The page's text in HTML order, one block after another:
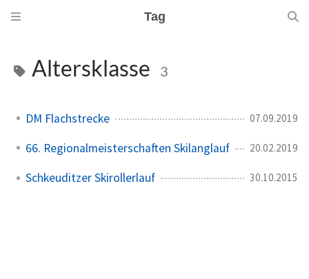
Tag
Altersklasse 3
DM Flachstrecke 07.09.2019
66. Regionalmeisterschaften Skilanglauf 20.02.2019
Schkeuditzer Skirollerlauf 30.10.2015